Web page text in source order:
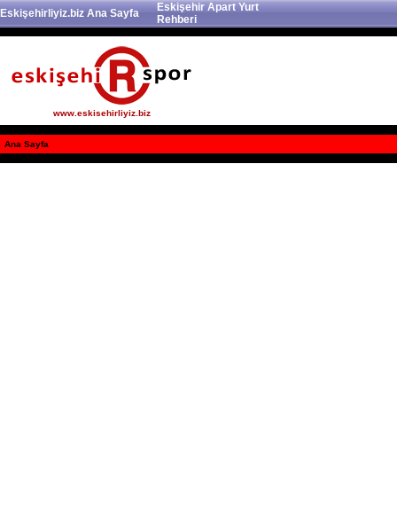
Eskişehirliyiz.biz Ana Sayfa
Eskişehir Apart Yurt
Rehberi
www.eskisehirliyiz.biz
Ana Sayfa